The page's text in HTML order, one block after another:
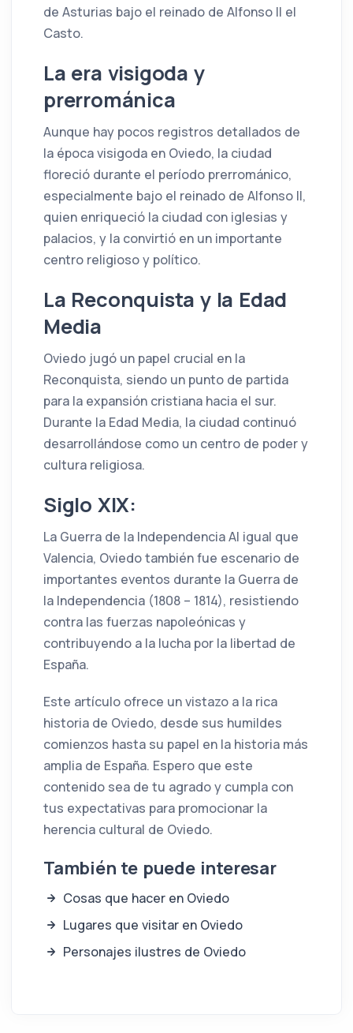
de Asturias bajo el reinado de Alfonso II el
Casto.
La era visigoda y
prerrománica
Aunque hay pocos registros detallados de
la época visigoda en Oviedo, la ciudad
floreció durante el período prerrománico,
especialmente bajo el reinado de Alfonso II,
quien enriqueció la ciudad con iglesias y
palacios, y la convirtió en un importante
centro religioso y político.
La Reconquista y la Edad
Media
Oviedo jugó un papel crucial en la
Reconquista, siendo un punto de partida
para la expansión cristiana hacia el sur.
Durante la Edad Media, la ciudad continuó
desarrollándose como un centro de poder y
cultura religiosa.
Siglo XIX:
La Guerra de la Independencia Al igual que
Valencia, Oviedo también fue escenario de
importantes eventos durante la Guerra de
la Independencia (1808 – 1814), resistiendo
contra las fuerzas napoleónicas y
contribuyendo a la lucha por la libertad de
España.
Este artículo ofrece un vistazo a la rica
historia de Oviedo, desde sus humildes
comienzos hasta su papel en la historia más
amplia de España. Espero que este
contenido sea de tu agrado y cumpla con
tus expectativas para promocionar la
herencia cultural de Oviedo.
También te puede interesar
Cosas que hacer en Oviedo
Lugares que visitar en Oviedo
Personajes ilustres de Oviedo